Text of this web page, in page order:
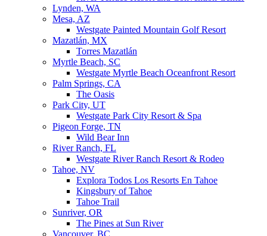
Lynden, WA
Mesa, AZ
Westgate Painted Mountain Golf Resort
Mazatlán, MX
Torres Mazatlán
Myrtle Beach, SC
Westgate Myrtle Beach Oceanfront Resort
Palm Springs, CA
The Oasis
Park City, UT
Westgate Park City Resort & Spa
Pigeon Forge, TN
Wild Bear Inn
River Ranch, FL
Westgate River Ranch Resort & Rodeo
Tahoe, NV
Explora Todos Los Resorts En Tahoe
Kingsbury of Tahoe
Tahoe Trail
Sunriver, OR
The Pines at Sun River